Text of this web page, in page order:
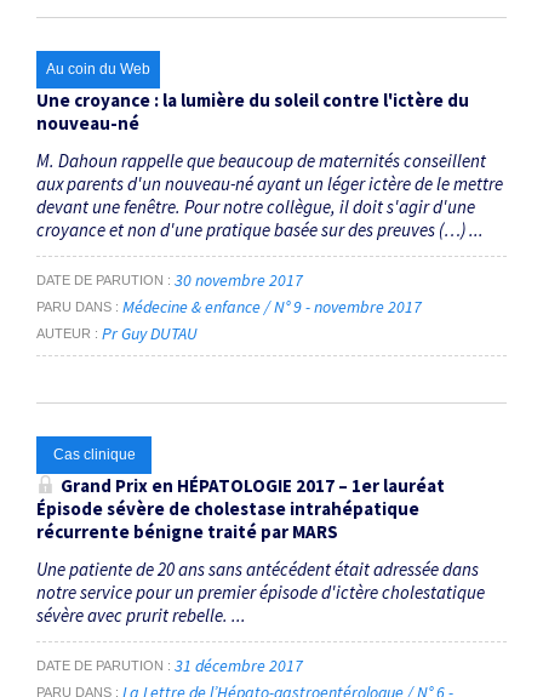
Au coin du Web
Une croyance : la lumière du soleil contre l'ictère du
nouveau-né
M. Dahoun rappelle que beaucoup de maternités conseillent
aux parents d'un nouveau-né ayant un léger ictère de le mettre
devant une fenêtre. Pour notre collègue, il doit s'agir d'une
croyance et non d'une pratique basée sur des preuves (…) ...
DATE DE PARUTION 30 novembre 2017
PARU DANS Médecine & enfance / N° 9 - novembre 2017
AUTEUR Pr Guy DUTAU
Cas clinique
Grand Prix en HÉPATOLOGIE 2017 – 1er lauréat
Épisode sévère de cholestase intrahépatique
récurrente bénigne traité par MARS
Une patiente de 20 ans sans antécédent était adressée dans
notre service pour un premier épisode d'ictère cholestatique
sévère avec prurit rebelle. ...
DATE DE PARUTION 31 décembre 2017
PARU DANS La Lettre de l’Hépato-gastroentérologue / N° 6 -